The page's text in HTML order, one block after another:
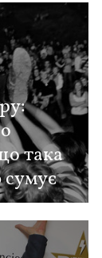
така
сумує